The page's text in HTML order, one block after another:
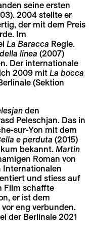
seine ersten
2004 stellte er
der mit dem Preis
Im
La Baracca Regie.
linea (2007)
Der internationale
2009 mit La bocca
(Sektion
den
Peleschjan. Das in
sur-Yon mit dem
e perduta (2015)
bekannt. Martin
Roman von
Internationalen
und stiess auf
Film schaffte
er ist dem
eng verbunden.
der Berlinale 2021